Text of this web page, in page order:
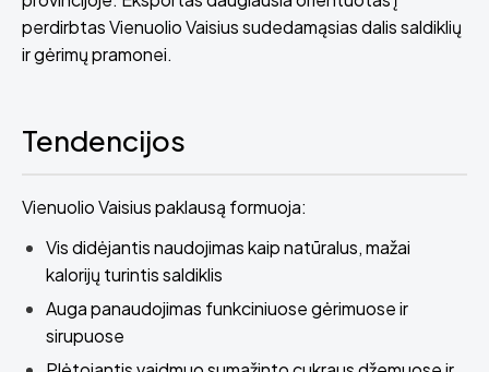
perdirbtas Vienuolio Vaisius sudedamąsias dalis saldiklių
ir gėrimų pramonei.
Tendencijos
Vienuolio Vaisius paklausą formuoja:
Vis didėjantis naudojimas kaip natūralus, mažai
kalorijų turintis saldiklis
Auga panaudojimas funkciniuose gėrimuose ir
sirupuose